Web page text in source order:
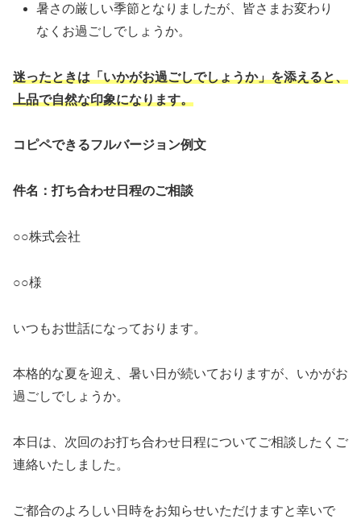
暑さの厳しい季節となりましたが、皆さまお変わり
なくお過ごしでしょうか。
迷ったときは「いかがお過ごしでしょうか」を添えると、
上品で自然な印象になります。
コピペできるフルバージョン例文
件名：打ち合わせ日程のご相談
○○株式会社
○○様
いつもお世話になっております。
本格的な夏を迎え、暑い日が続いておりますが、いかがお
過ごしでしょうか。
本日は、次回のお打ち合わせ日程についてご相談したくご
連絡いたしました。
ご都合のよろしい日時をお知らせいただけますと幸いで